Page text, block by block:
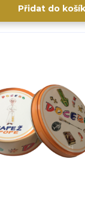
Přidat do